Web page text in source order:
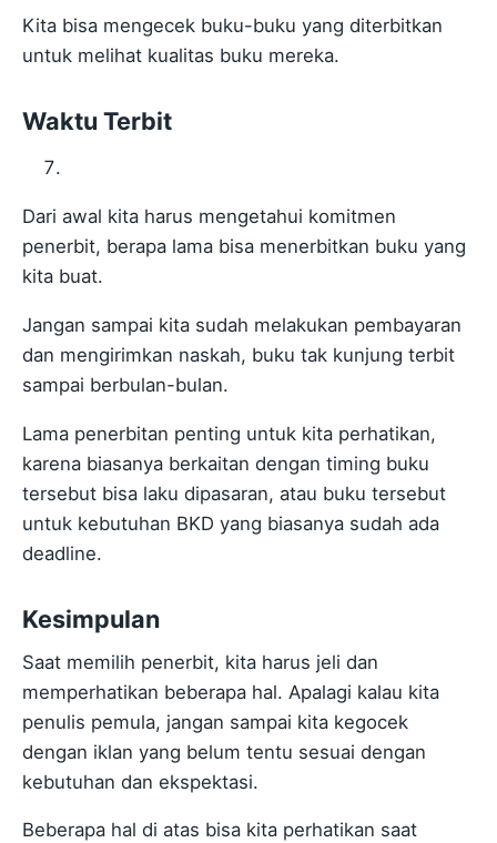
Kita bisa mengecek buku-buku yang diterbitkan
untuk melihat kualitas buku mereka.
Waktu Terbit
Dari awal kita harus mengetahui komitmen
penerbit, berapa lama bisa menerbitkan buku yang
kita buat.
Jangan sampai kita sudah melakukan pembayaran
dan mengirimkan naskah, buku tak kunjung terbit
sampai berbulan-bulan.
Lama penerbitan penting untuk kita perhatikan,
karena biasanya berkaitan dengan timing buku
tersebut bisa laku dipasaran, atau buku tersebut
untuk kebutuhan BKD yang biasanya sudah ada
deadline.
Kesimpulan
Saat memilih penerbit, kita harus jeli dan
memperhatikan beberapa hal. Apalagi kalau kita
penulis pemula, jangan sampai kita kegocek
dengan iklan yang belum tentu sesuai dengan
kebutuhan dan ekspektasi.
Beberapa hal di atas bisa kita perhatikan saat